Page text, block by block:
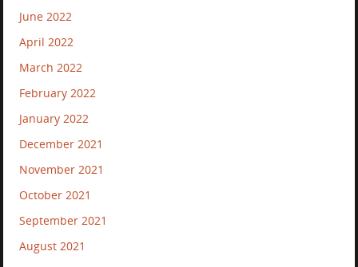
June 2022
April 2022
March 2022
February 2022
January 2022
December 2021
November 2021
October 2021
September 2021
August 2021